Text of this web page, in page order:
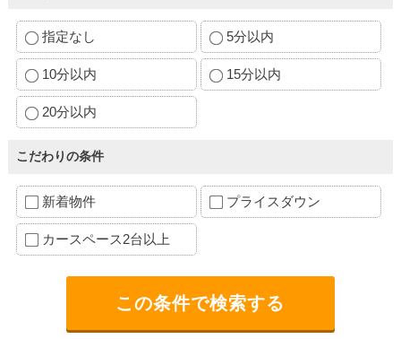
指定なし 5分以内
10分以内 15分以内
20分以内
こだわりの条件
新着物件 プライスダウン
カースペース2台以上